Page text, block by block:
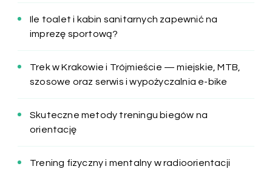
Ile toalet i kabin sanitarnych zapewnić na
imprezę sportową?
Trek w Krakowie i Trójmieście — miejskie, MTB,
szosowe oraz serwis i wypożyczalnia e-bike
Skuteczne metody treningu biegów na
orientację
Trening fizyczny i mentalny w radioorientacji